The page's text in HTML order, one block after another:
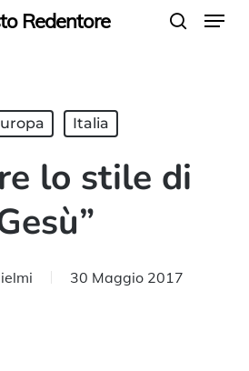
Redentore Menu
Italia
lo stile di
30 Maggio 2017